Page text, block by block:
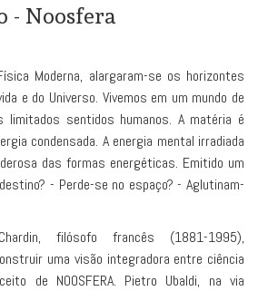
- Noosfera
Moderna, alargaram-se os horizontes
e do Universo. Vivemos em um mundo de
limitados sentidos humanos. A matéria é
condensada. A energia mental irradiada
das formas energéticas. Emitido um
- Perde-se no espaço? - Aglutinam-
filósofo francês (1881-1995),
uma visão integradora entre ciência
de NOOSFERA. Pietro Ubaldi, na via